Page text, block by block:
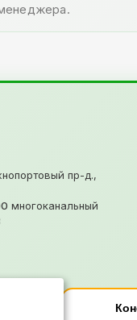
пр-д.,
многоканальный